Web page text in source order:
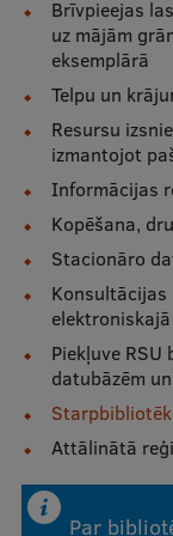
Ētikas un
Atvērtā
ESF
Pētniecība
Zinātniskie
Brīvpieejas
uz mājām
eksemplārā
Telpu un
Resursu
izmantojot
Informācijas
Kopēšana,
Stacionāro
Konsultācijas
Piekļuve
datubāzēm
Attālinātā
Par